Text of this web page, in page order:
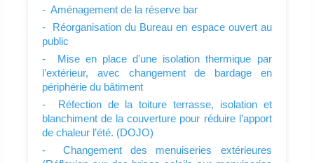
- Aménagement de la réserve bar
- Réorganisation du Bureau en espace ouvert au
public
- Mise en place d’une isolation thermique par
l’extérieur, avec changement de bardage en
périphérie du bâtiment
- Réfection de la toiture terrasse, isolation et
blanchiment de la couverture pour réduire l’apport
de chaleur l’été. (DOJO)
- Changement des menuiseries extérieures